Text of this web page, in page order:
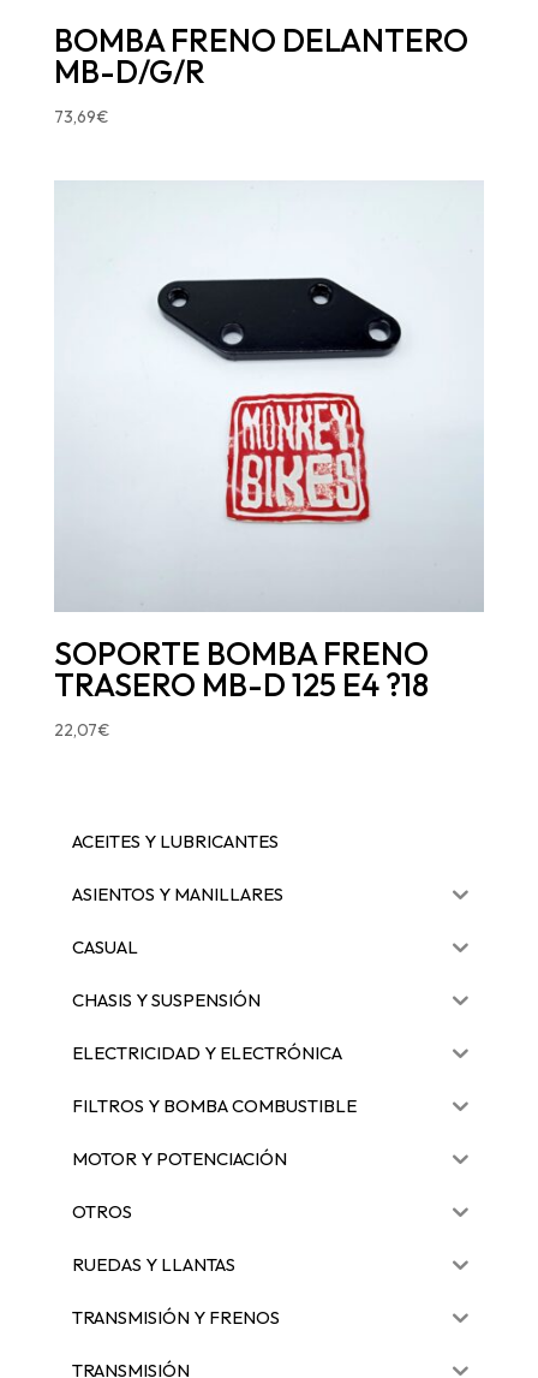
BOMBA FRENO DELANTERO
MB-D/G/R
73,69€
SOPORTE BOMBA FRENO
TRASERO MB-D 125 E4 ?18
22,07€
ACEITES Y LUBRICANTES
ASIENTOS Y MANILLARES
CASUAL
CHASIS Y SUSPENSIÓN
ELECTRICIDAD Y ELECTRÓNICA
FILTROS Y BOMBA COMBUSTIBLE
MOTOR Y POTENCIACIÓN
OTROS
RUEDAS Y LLANTAS
TRANSMISIÓN Y FRENOS
TRANSMISIÓN